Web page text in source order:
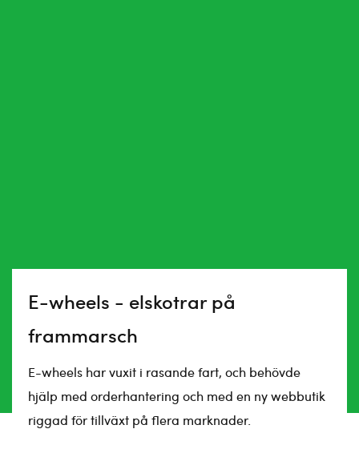
E-wheels - elskotrar på
frammarsch
E-wheels har vuxit i rasande fart, och behövde
hjälp med orderhantering och med en ny webbutik
riggad för tillväxt på flera marknader.